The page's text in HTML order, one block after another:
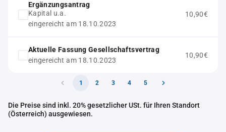
Ergänzungsantrag
Kapital u.a.
eingereicht am 18.10.2023
10,90€
Aktuelle Fassung Gesellschaftsvertrag
eingereicht am 18.10.2023
10,90€
1 2 3 4 5
Die Preise sind inkl. 20% gesetzlicher USt. für Ihren Standort
(Österreich) ausgewiesen.